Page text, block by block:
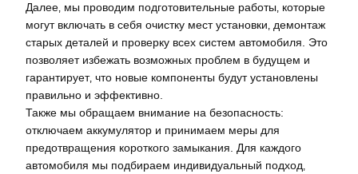
Далее‚ мы проводим подготовительные работы‚ которые
могут включать в себя очистку мест установки‚ демонтаж
старых деталей и проверку всех систем автомобиля. Это
позволяет избежать возможных проблем в будущем и
гарантирует‚ что новые компоненты будут установлены
правильно и эффективно.
Также мы обращаем внимание на безопасность:
отключаем аккумулятор и принимаем меры для
предотвращения короткого замыкания. Для каждого
автомобиля мы подбираем индивидуальный подход‚